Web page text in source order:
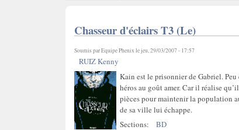
Chasseur d'éclairs T3 (Le)
Soumis parEquipe Phenixle jeu, 29/03/2007 - 17:57
RUIZ Kenny
Kain est le prisonnier de Gabriel. Peu
héros au goût amer. Car il réalise
pièces pour maintenir la population
de sa ville lui échappe.
Sections:
BD